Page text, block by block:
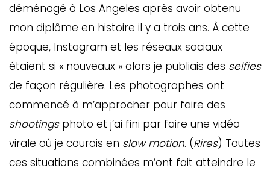
déménagé à Los Angeles après avoir obtenu
mon diplôme en histoire il y a trois ans. À cette
époque, Instagram et les réseaux sociaux
étaient si « nouveaux » alors je publiais des selfies
de façon régulière. Les photographes ont
commencé à m’approcher pour faire des
shootingsphoto et j’ai fini par faire une vidéo
virale où je courais en slow motion. (Rires) Toutes
ces situations combinées m’ont fait atteindre le